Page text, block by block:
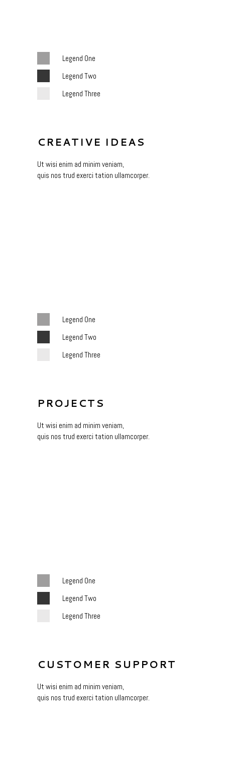
Legend One
Legend Two
Legend Three
CREATIVE IDEAS
Ut wisi enim ad minim veniam,
quis nos trud exerci tation ullamcorper.
Legend One
Legend Two
Legend Three
PROJECTS
Ut wisi enim ad minim veniam,
quis nos trud exerci tation ullamcorper.
Legend One
Legend Two
Legend Three
CUSTOMER SUPPORT
Ut wisi enim ad minim veniam,
quis nos trud exerci tation ullamcorper.